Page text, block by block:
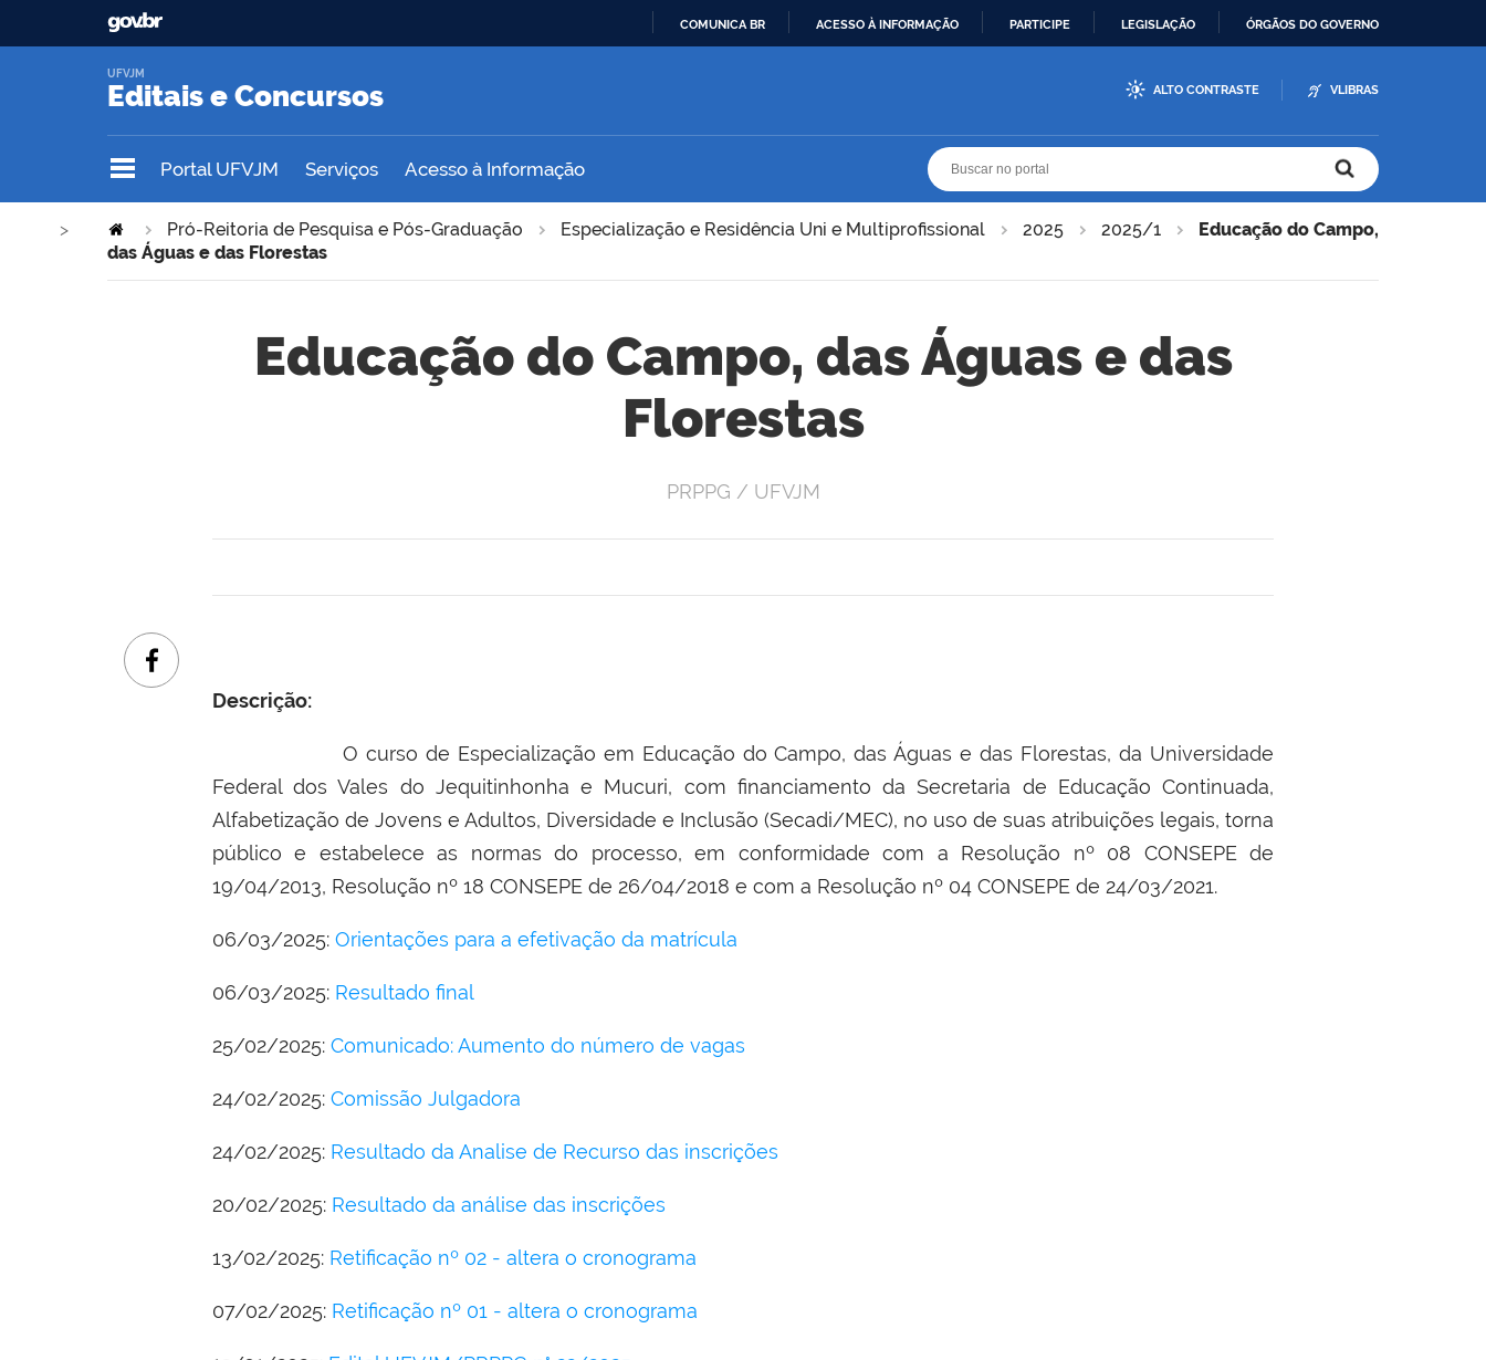
COMUNICA BR ACESSO À INFORMAÇÃO PARTICIPE LEGISLAÇÃO ÓRGÃOS DO GOVERNO
Editais e Concursos
UFVJM
ALTO CONTRASTE VLIBRAS
Portal UFVJM Serviços Acesso à Informação
Pró-Reitoria de Pesquisa e Pós-Graduação Especialização e Residência Uni e Multiprofissional 2025 2025/1
>
Educação do Campo,
das Águas e das Florestas
Educação do Campo, das Águas e das
Florestas
PRPPG / UFVJM
Descrição:
O curso de Especialização em Educação do Campo, das Águas e das Florestas, da Universidade
Federal dos Vales do Jequitinhonha e Mucuri, com financiamento da Secretaria de Educação Continuada,
Alfabetização de Jovens e Adultos, Diversidade e Inclusão (Secadi/MEC), no uso de suas atribuições legais, torna
público e estabelece as normas do processo, em conformidade com a Resolução nº 08 CONSEPE de
19/04/2013, Resolução nº 18 CONSEPE de 26/04/2018 e com a Resolução nº 04 CONSEPE de 24/03/2021.
06/03/2025: Orientações para a efetivação da matrícula
06/03/2025: Resultado final
25/02/2025: Comunicado: Aumento do número de vagas
24/02/2025: Comissão Julgadora
24/02/2025: Resultado da Analise de Recurso das inscrições
20/02/2025: Resultado da análise das inscrições
13/02/2025: Retificação nº 02 - altera o cronograma
07/02/2025: Retificação nº 01 - altera o cronograma